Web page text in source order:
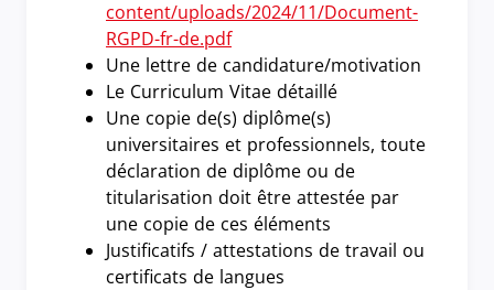
content/uploads/2024/11/Document-
RGPD-fr-de.pdf
Une lettre de candidature/motivation
Le Curriculum Vitae détaillé
Une copie de(s) diplôme(s)
universitaires et professionnels, toute
déclaration de diplôme ou de
titularisation doit être attestée par
une copie de ces éléments
Justificatifs / attestations de travail ou
certificats de langues